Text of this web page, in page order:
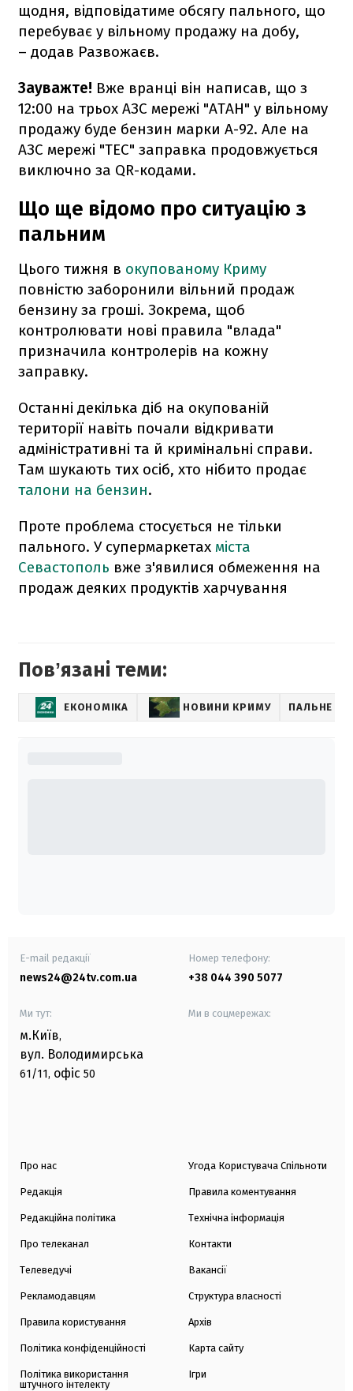
щодня, відповідатиме обсягу пального, що
перебуває у вільному продажу на добу,
– додав Развожаєв.
Зауважте! Вже вранці він написав, що з
12:00 на трьох АЗС мережі "АТАН" у вільному
продажу буде бензин марки А-92. Але на
АЗС мережі "ТЕС" заправка продовжується
виключно за QR-кодами.
Що ще відомо про ситуацію з
пальним
Цього тижня в окупованому Криму
повністю заборонили вільний продаж
бензину за гроші. Зокрема, щоб
контролювати нові правила "влада"
призначила контролерів на кожну
заправку.
Останні декілька діб на окупованій
території навіть почали відкривати
адміністративні та й кримінальні справи.
Там шукають тих осіб, хто нібито продає
талони на бензин.
Проте проблема стосується не тільки
пального. У супермаркетах міста
Севастополь вже з'явилися обмеження на
продаж деяких продуктів харчування
Повʼязані теми:
ЕКОНОМІКА НОВИНИ КРИМУ ПАЛЬНЕ
E-mail редакції
news24@24tv.com.ua
Номер телефону:
+38 044 390 5077
Ми тут:
м.Київ,
вул. Володимирська
61/11, офіс 50
Ми в соцмережах:
Про нас
Редакція
Редакційна політика
Про телеканал
Телеведучі
Рекламодавцям
Правила користування
Політика конфіденційності
Політика використання
штучного інтелекту
Угода Користувача Спільноти
Правила коментування
Технічна інформація
Контакти
Вакансії
Структура власності
Архів
Карта сайту
Ігри